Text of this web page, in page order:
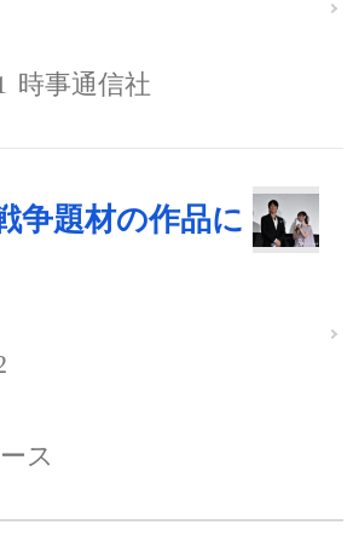
時事通信社
争題材の作品に
ス